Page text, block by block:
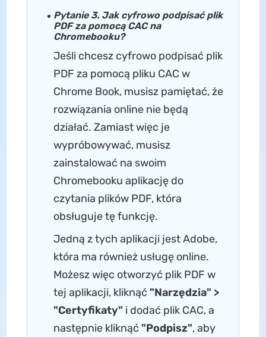
Pytanie 3. Jak cyfrowo podpisać plik
PDF za pomocą CAC na
Chromebooku?
Jeśli chcesz cyfrowo podpisać plik
PDF za pomocą pliku CAC w
Chrome Book, musisz pamiętać, że
rozwiązania online nie będą
działać. Zamiast więc je
wypróbowywać, musisz
zainstalować na swoim
Chromebooku aplikację do
czytania plików PDF, która
obsługuje tę funkcję.
Jedną z tych aplikacji jest Adobe,
która ma również usługę online.
Możesz więc otworzyć plik PDF w
tej aplikacji, kliknąć "Narzędzia" >
"Certyfikaty" i dodać plik CAC, a
następnie kliknąć "Podpisz", aby